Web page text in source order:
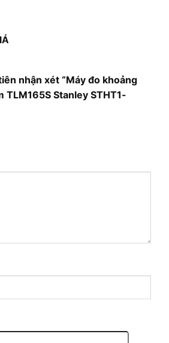
nhận xét “Máy đo khoảng
TLM165S Stanley STHT1-